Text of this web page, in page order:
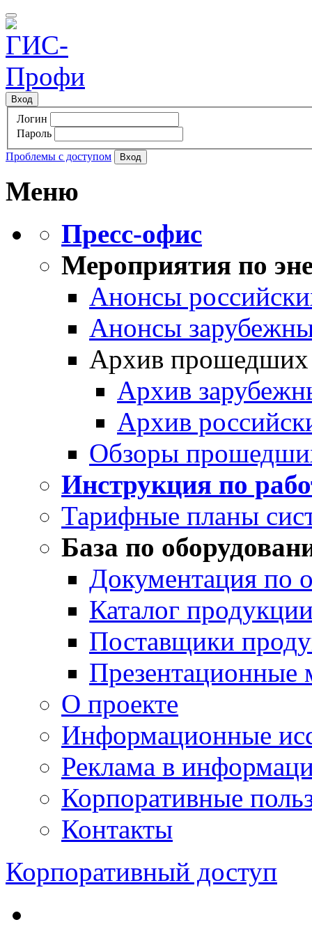
Вход
Логин
Пароль
Проблемы с доступом
Меню
Пресс-офис
Мероприятия по
Анонсы
Анонсы
Архив прошедших
Архив
Архив
Обзоры
Инструкция по
Тарифные планы
База по
Документация по
Каталог
Поставщики
Презентационные
О проекте
Информационные
Реклама в
Корпоративные
Контакты
Корпоративный доступ